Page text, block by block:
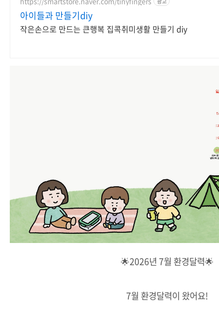
아이들과 만들기diy
작은손으로 만드는 큰행복 집콕취미생활 만들기 diy
🌟2026년 7월 환경달력🌟
7월 환경달력이 왔어요!